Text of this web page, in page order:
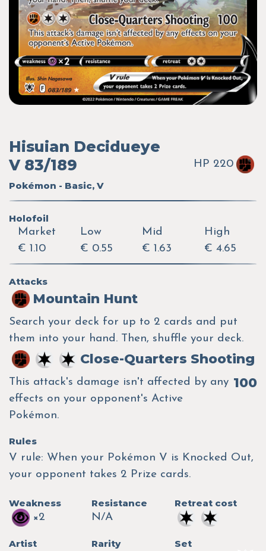
Hisuian Decidueye
V 83/189
Pokémon - Basic, V
HP 220
Holofoil
Market
€ 1.10
Low
€ 0.55
Mid
€ 1.63
High
€ 4.65
Attacks
Mountain Hunt
Search your deck for up to 2 cards and put
them into your hand. Then, shuffle your deck.
Close-Quarters Shooting
100
This attack's damage isn't affected by any
effects on your opponent's Active
Pokémon.
Rules
V rule: When your Pokémon V is Knocked Out,
your opponent takes 2 Prize cards.
Weakness
×2
Resistance
N/A
Retreat cost
Artist
Rarity
Set